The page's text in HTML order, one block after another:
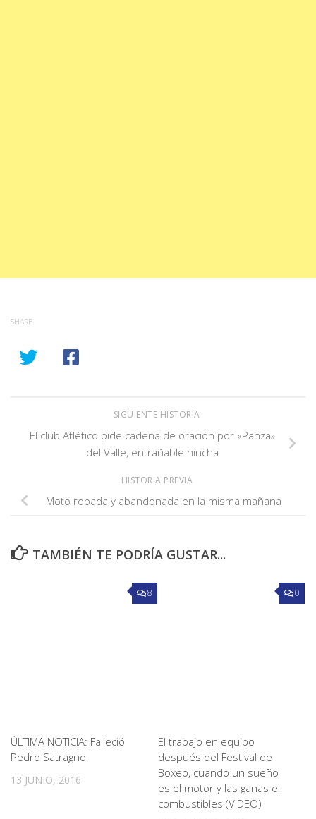
SHARE
SIGUIENTE HISTORIA
El club Atlético pide cadena de oración por «Panza»
del Valle, entrañable hincha
HISTORIA PREVIA
Moto robada y abandonada en la misma mañana
TAMBIÉN TE PODRÍA GUSTAR...
8
ÚLTIMA NOTICIA: Falleció
Pedro Satragno
13 JUNIO, 2016
0
El trabajo en equipo
después del Festival de
Boxeo, cuando un sueño
es el motor y las ganas el
combustibles (VIDEO)